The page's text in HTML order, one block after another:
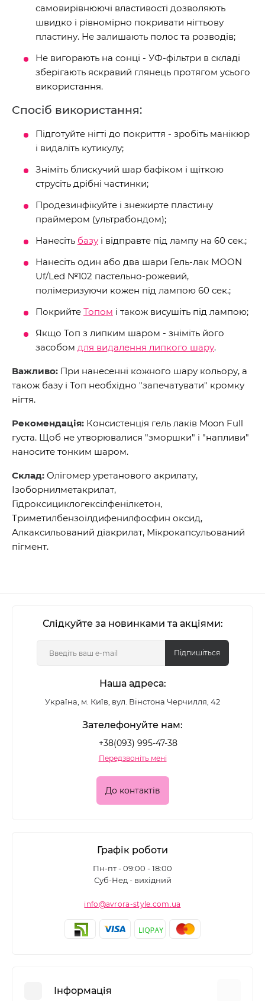
самовирівнюючі властивості дозволяють
швидко і рівномірно покривати нігтьову
пластину. Не залишають полос та розводів;
Не вигорають на сонці - УФ-фільтри в складі
зберігають яскравий глянець протягом усього
використання.
Спосіб використання:
Підготуйте нігті до покриття - зробіть манікюр
і видаліть кутикулу;
Зніміть блискучий шар бафіком і щіткою
струсіть дрібні частинки;
Продезинфікуйте і знежирте пластину
праймером (ультрабондом);
Нанесіть базу і відправте під лампу на 60 сек.;
Нанесіть один або два шари Гель-лак MOON
Uf/Led №102 пастельно-рожевий,
полімеризуючи кожен під лампою 60 сек.;
Покрийте Топом і також висушіть під лампою;
Якщо Топ з липким шаром - зніміть його
засобом для видалення липкого шару.
Важливо: При нанесенні кожного шару кольору, а
також базу і Топ необхідно "запечатувати" кромку
нігтя.
Рекомендація: Консистенція гель лаків Moon Full
густа. Щоб не утворювалися "зморшки" і "напливи"
наносите тонким шаром.
Склад: Олігомер уретанового акрилату,
Ізоборнилметакрилат,
Гідроксициклогексілфенілкетон,
Триметилбензоілдифенилфосфин оксид,
Алкаксильований діакрилат, Мікрокапсульований
пігмент.
Слідкуйте за новинками та акціями:
Підпишіться
Наша адреса:
Україна, м. Київ, вул. Вінстона Черчилля, 42
Зателефонуйте нам:
+38(093) 995-47-38
Передзвоніть мені
До контактів
Графік роботи
Пн-пт - 09:00 - 18:00
Суб-Нед - вихідний
info@avrora-style.com.ua
Інформація